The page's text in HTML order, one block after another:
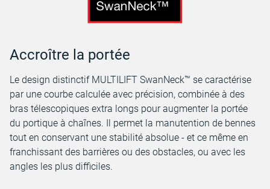
Accroître la portée
Le design distinctif MULTILIFT SwanNeck™ se caractérise
par une courbe calculée avec précision, combinée à des
bras télescopiques extra longs pour augmenter la portée
du portique à chaînes. Il permet la manutention de bennes
tout en conservant une stabilité absolue - et ce même en
franchissant des barrières ou des obstacles, ou avec les
angles les plus difficiles.